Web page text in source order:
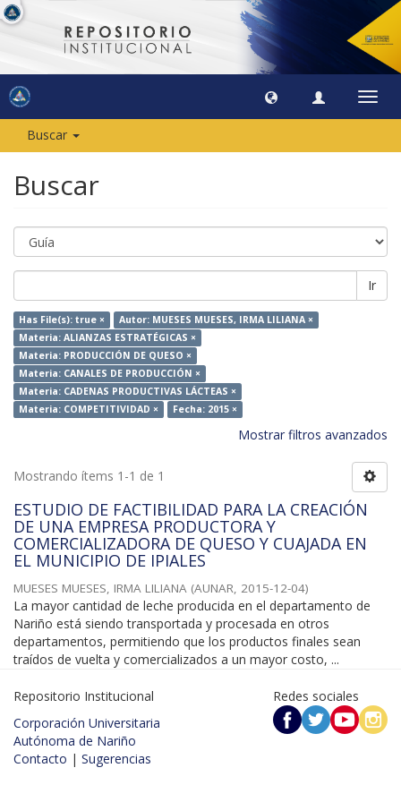
Buscar
Buscar
Ir
Has File(s): true ×
Autor: MUESES MUESES, IRMA LILIANA ×
Materia: ALIANZAS ESTRATÉGICAS ×
Materia: PRODUCCIÓN DE QUESO ×
Materia: CANALES DE PRODUCCIÓN ×
Materia: CADENAS PRODUCTIVAS LÁCTEAS ×
Materia: COMPETITIVIDAD ×
Fecha: 2015 ×
Mostrar filtros avanzados
Mostrando ítems 1-1 de 1
ESTUDIO DE FACTIBILIDAD PARA LA CREACIÓN
DE UNA EMPRESA PRODUCTORA Y
COMERCIALIZADORA DE QUESO Y CUAJADA EN
EL MUNICIPIO DE IPIALES
MUESES MUESES, IRMA LILIANA (AUNAR, 2015-12-04)
La mayor cantidad de leche producida en el departamento de
Nariño está siendo transportada y procesada en otros
departamentos, permitiendo que los productos finales sean
traídos de vuelta y comercializados a un mayor costo, ...
Repositorio Institucional
Corporación Universitaria
Autónoma de Nariño
Contacto | Sugerencias
Redes sociales